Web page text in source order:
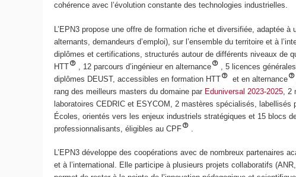
cohérence avec l’évolution constante des technologies industrielles.
L’EPN3 propose une offre de formation riche et diversifiée, adaptée à
alternants, demandeurs d’emploi), sur l’ensemble du territoire et à
diplômes et certifications, structurés autour de différents niveaux de
HTT
, 12 parcours d’ingénieur en alternance
, 5 licences
diplômes DEUST, accessibles en formation HTT
et en alternance
rang des meilleurs masters du domaine par Eduniversal 2023-2025 ,
laboratoires CEDRIC et ESYCOM, 2 mastères spécialisés, labellisés
Écoles, orientés vers les enjeux industriels stratégiques et 15 blocs
professionnalisants, éligibles au CPF
L’EPN3 développe des coopérations avec de nombreux partenaires
et à l’international. Elle participe à plusieurs projets collaboratifs